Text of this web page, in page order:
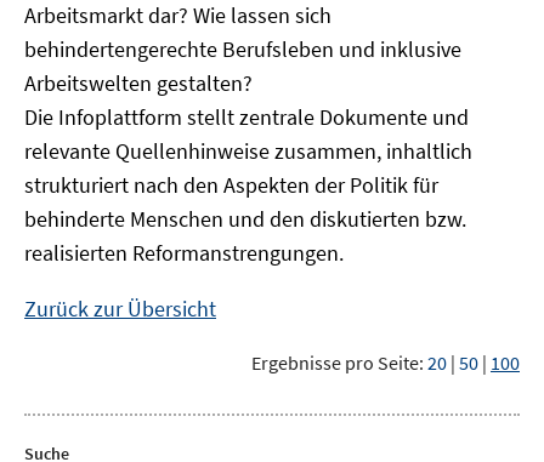
Arbeitsmarkt dar? Wie lassen sich
behindertengerechte Berufsleben und inklusive
Arbeitswelten gestalten?
Die Infoplattform stellt zentrale Dokumente und
relevante Quellenhinweise zusammen, inhaltlich
strukturiert nach den Aspekten der Politik für
behinderte Menschen und den diskutierten bzw.
realisierten Reformanstrengungen.
Zurück zur Übersicht
Ergebnisse pro Seite: 20 | 50 | 100
Suche